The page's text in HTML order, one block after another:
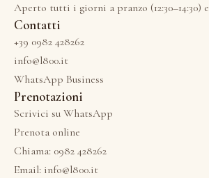
Aperto tutti i giorni a pranzo (12:30–14:30) e
Contatti
+39 0982 428262
info@l800.it
WhatsApp Business
Prenotazioni
Scrivici su WhatsApp
Prenota online
Chiama: 0982 428262
Email: info@l800.it